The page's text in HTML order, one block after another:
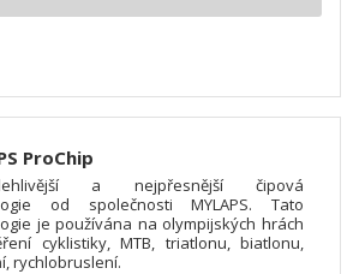
ProChip
a nejpřesnější čipová
od společnosti MYLAPS. Tato
je používána na olympijských hrách
cyklistiky, MTB, triatlonu, biatlonu,
rychlobruslení.